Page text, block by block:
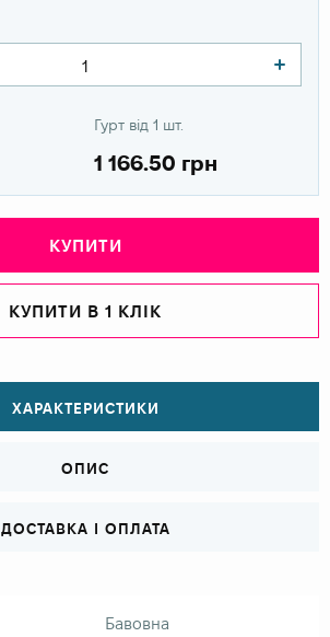
Гурт від 1 шт.
1 166.50 грн
КУПИТИ
КУПИТИ В 1 КЛІК
ХАРАКТЕРИСТИКИ
ОПИС
ДОСТАВКА І ОПЛАТА
Бавовна